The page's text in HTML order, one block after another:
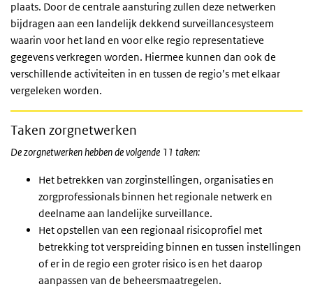
plaats. Door de centrale aansturing zullen deze netwerken
bijdragen aan een landelijk dekkend surveillancesysteem
waarin voor het land en voor elke regio representatieve
gegevens verkregen worden. Hiermee kunnen dan ook de
verschillende activiteiten in en tussen de regio’s met elkaar
vergeleken worden.
Taken zorgnetwerken
De zorgnetwerken hebben de volgende 11 taken:
Het betrekken van zorginstellingen, organisaties en
zorgprofessionals binnen het regionale netwerk en
deelname aan landelijke surveillance.
Het opstellen van een regionaal risicoprofiel met
betrekking tot verspreiding binnen en tussen instellingen
of er in de regio een groter risico is en het daarop
aanpassen van de beheersmaatregelen.